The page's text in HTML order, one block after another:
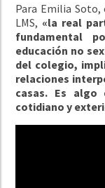
Para Emilia Soto,
LMS, «la real
fundamental
educación no
del colegio,
relaciones
casas. Es algo
cotidiano y